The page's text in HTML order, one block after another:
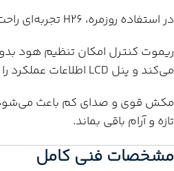
در استفاده روزمره، H26 تجربه‌ای راحت و مدرن ارائه می‌دهد.
ریموت کنترل امکان تنظیم هود
می‌کند و پنل LCD اطلاعات عملکرد را نمایش می‌دهد.
مکش قوی و صدای کم باعث
تازه و آرام باقی بماند.
مشخصات فنی کامل